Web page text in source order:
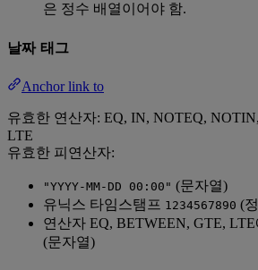
은 정수 배열이어야 함.
날짜 태그
Anchor link to
유효한 연산자: EQ, IN, NOTEQ,
LTE
유효한 피연산자:
"YYYY-MM-DD 00:00" (문자열)
유닉스 타임스탬프 1234567890 (
연산자 EQ, BETWEEN, GTE, LTE
(문자열)